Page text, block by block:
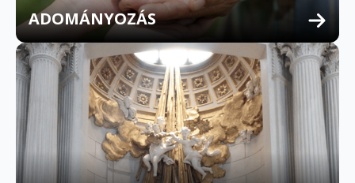
ADOMÁNYOZÁS